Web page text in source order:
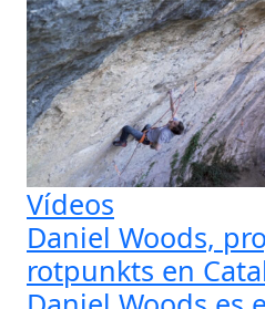
Vídeos
Daniel Woods,
rotpunkts en